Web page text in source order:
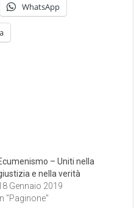
WhatsApp
– Uniti nella
e nella verità
Gennaio 2019
"Paginone"